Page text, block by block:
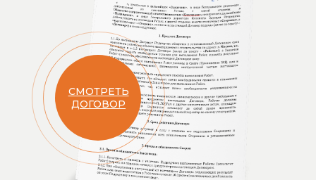
СМОТРЕТЬ
ДОГОВОР
Открыть карту